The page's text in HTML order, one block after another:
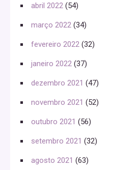
abril 2022 (54)
março 2022 (34)
fevereiro 2022 (32)
janeiro 2022 (37)
dezembro 2021 (47)
novembro 2021 (52)
outubro 2021 (56)
setembro 2021 (32)
agosto 2021 (63)